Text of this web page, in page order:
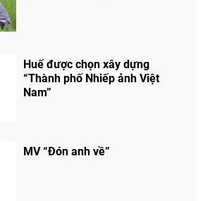
Huế được chọn xây dựng
“Thành phố Nhiếp ảnh Việt
Nam”
MV “Đón anh về”